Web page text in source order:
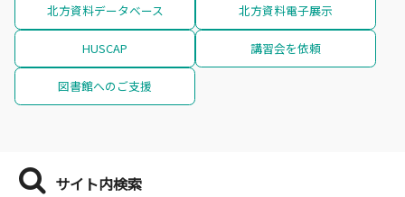
北方資料データベース 北方資料電子展示
HUSCAP 講習会を依頼
図書館へのご支援
サイト内検索